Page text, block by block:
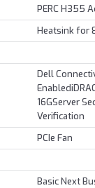
PERC H355
Heatsink for
Dell
16GServer
Verification
PCIe Fan
Basic Next